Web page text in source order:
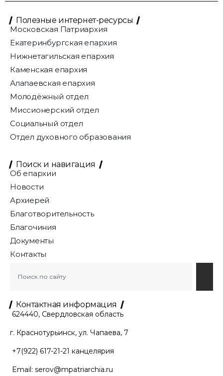
Полезные интернет-ресурсы
Московская Патриархия
Екатеринбургская епархия
Нижнетагильская епархия
Каменская епархия
Алапаевская епархия
Молодёжный отдел
Миссионерский отдел
Социальный отдел
Отдел духовного образования
Поиск и навигация
Об епархии
Новости
Архиерей
Благотворительность
Благочиния
Документы
Контакты
Контактная информация
624440, Свердловская область
г. Краснотурьинск, ул. Чапаева, 7
+7(922) 617-21-21 канцелярия
Email: serov@mpatriarchia.ru